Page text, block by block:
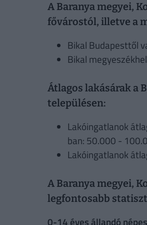
A Baranya megyei,
fővárostól, illetve a
Bikal Budapesttől
Bikal
Átlagos lakásárak a
településen:
Lakóingatlanok
ban: 50.000 -
Lakóingatlanok
A Baranya megyei,
legfontosabb
0-14 éves állandó